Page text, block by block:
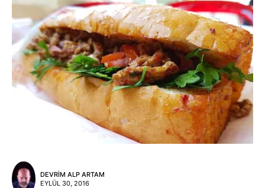
DEVRIM ALP ARTAM
EYLÜL 30, 2016